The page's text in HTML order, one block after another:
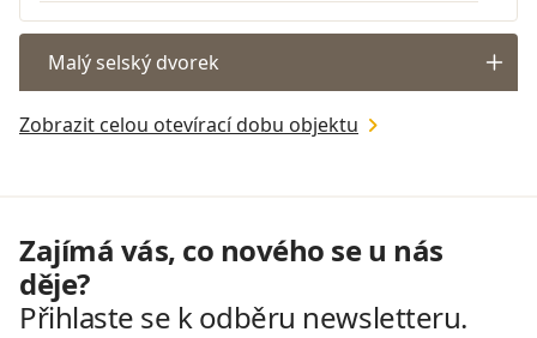
Malý selský dvorek
Zobrazit celou otevírací dobu objektu
Zajímá vás, co nového se u nás
děje?
Přihlaste se k odběru newsletteru.